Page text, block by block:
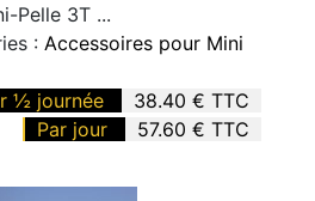
Pelle 3T ...
: Accessoires pour Mini
½ journée
38.40 € TTC
Par jour
57.60 € TTC